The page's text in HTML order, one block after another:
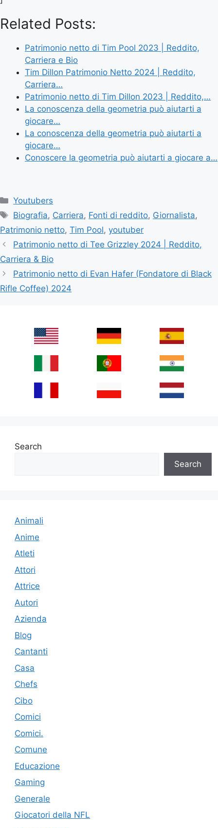
Related Posts:
Patrimonio netto di Tim Pool 2023 | Reddito,
Carriera e Bio
Tim Dillon Patrimonio Netto 2024 | Reddito,
Carriera…
Patrimonio netto di Tim Dillon 2023 | Reddito,…
La conoscenza della geometria può aiutarti a
giocare…
La conoscenza della geometria può aiutarti a
giocare…
Conoscere la geometria può aiutarti a giocare a…
Categories
Youtubers
Tags
Biografia, Carriera, Fonti di reddito, Giornalista,
Patrimonio netto, Tim Pool, youtuber
Patrimonio netto di Tee Grizzley 2024 | Reddito,
Carriera & Bio
Patrimonio netto di Evan Hafer (Fondatore di Black
Rifle Coffee) 2024
Search
Search
Animali
Anime
Atleti
Attori
Attrice
Autori
Azienda
Blog
Cantanti
Casa
Chefs
Cibo
Comici
Comici.
Comune
Educazione
Gaming
Generale
Giocatori della NFL